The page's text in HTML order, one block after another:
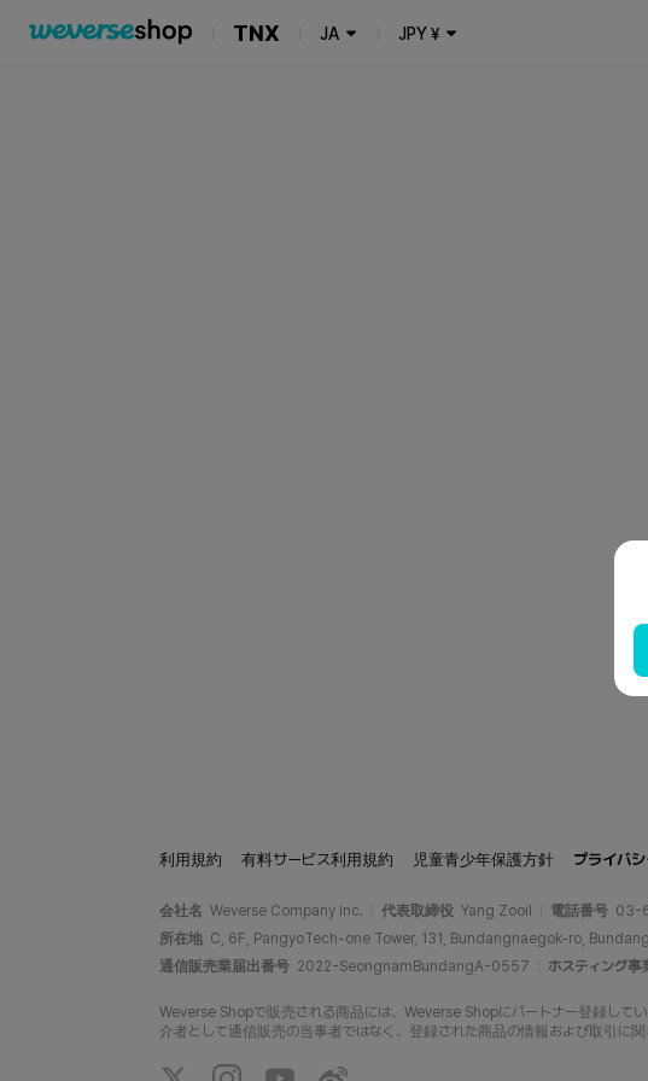
TNX JA JPY¥
利用規約 有料サービス利用規約 児童青少年保護方針 プライバ
会社名 Weverse Company Inc. 代表取締役 Yang Zooil 電話番号 03-
所在地 C, 6F, PangyoTech-one Tower, 131, Bundangnaegok-ro,
通信販売業届出番号 2022-SeongnamBundangA-0557 ホスティング事
Weverse Shopで販売される商品には、Weverse Shopにパートナー登録し
介者として通信販売の当事者ではなく、登録された商品の情報および取引に関